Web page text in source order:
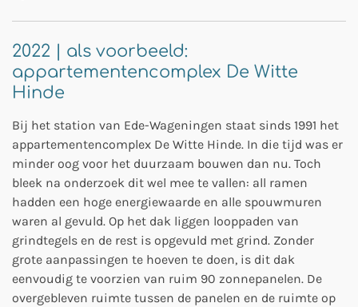
2022 | als voorbeeld:
appartementencomplex De Witte
Hinde
Bij het station van Ede-Wageningen staat sinds 1991 het
appartementencomplex De Witte Hinde. In die tijd was er
minder oog voor het duurzaam bouwen dan nu. Toch
bleek na onderzoek dit wel mee te vallen: all ramen
hadden een hoge energiewaarde en alle spouwmuren
waren al gevuld. Op het dak liggen looppaden van
grindtegels en de rest is opgevuld met grind. Zonder
grote aanpassingen te hoeven te doen, is dit dak
eenvoudig te voorzien van ruim 90 zonnepanelen. De
overgebleven ruimte tussen de panelen en de ruimte op